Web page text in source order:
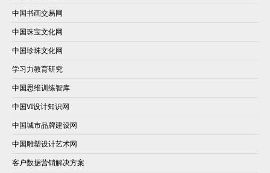
中国书画交易网
中国珠宝文化网
中国珍珠文化网
学习力教育研究
中国思维训练智库
中国VI设计知识网
中国城市品牌建设网
中国雕塑设计艺术网
客户数据营销解决方案